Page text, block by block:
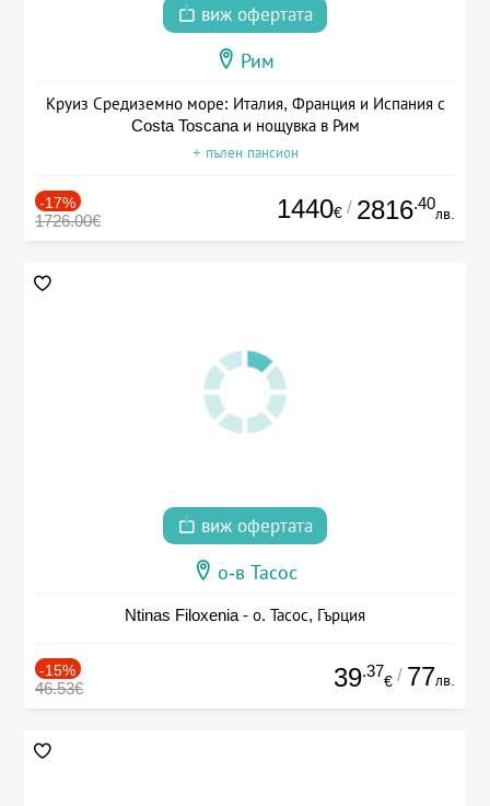
виж офертата
Рим
Круиз Средиземно море: Италия, Франция и Испания с
Costa Toscana и нощувка в Рим
+ пълен пансион
-17%
1726.00€ 1440€ / 2816.40
лв.
виж офертата
о-в Тасос
Ntinas Filoxenia - о. Тасос, Гърция
-15%
46.53€ 39.37
€ / 77лв.